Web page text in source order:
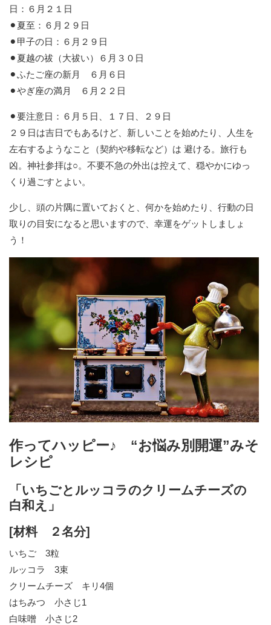
日：６月２１日
⚫︎夏至：６月２９日
⚫︎甲子の日：６月２９日
⚫︎夏越の祓（大祓い）６月３０日
⚫︎ふたご座の新月 ６月６日
⚫︎やぎ座の満月 ６月２２日
⚫︎要注意日：６月５日、１７日、２９日
２９日は吉日でもあるけど、新しいことを始めたり、人生を
左右するようなこと（契約や移転など）は 避ける。旅行も
凶。神社参拝は○。不要不急の外出は控えて、穏やかにゆっ
くり過ごすとよい。
少し、頭の片隅に置いておくと、何かを始めたり、行動の日
取りの目安になると思いますので、幸運をゲットしましょ
う！
作ってハッピー♪ “お悩み別開運”みそ
レシピ
「いちごとルッコラのクリームチーズの
白和え」
[材料 ２名分]
いちご 3粒
ルッコラ 3束
クリームチーズ キリ4個
はちみつ 小さじ1
白味噌 小さじ2